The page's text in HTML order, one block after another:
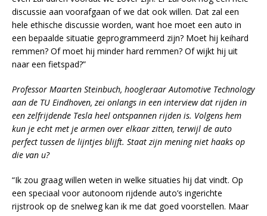
discussie aan voorafgaan of we dat ook willen. Dat zal een
hele ethische discussie worden, want hoe moet een auto in
een bepaalde situatie geprogrammeerd zijn? Moet hij keihard
remmen? Of moet hij minder hard remmen? Of wijkt hij uit
naar een fietspad?”
Professor Maarten Steinbuch, hoogleraar Automotive Technology
aan de TU Eindhoven, zei onlangs in een interview dat rijden in
een zelfrijdende Tesla heel ontspannen rijden is. Volgens hem
kun je echt met je armen over elkaar zitten, terwijl de auto
perfect tussen de lijntjes blijft. Staat zijn mening niet haaks op
die van u?
“Ik zou graag willen weten in welke situaties hij dat vindt. Op
een speciaal voor autonoom rijdende auto’s ingerichte
rijstrook op de snelweg kan ik me dat goed voorstellen. Maar